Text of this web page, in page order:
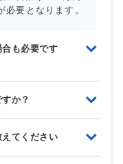
必要となります。
も必要です
か？
てください